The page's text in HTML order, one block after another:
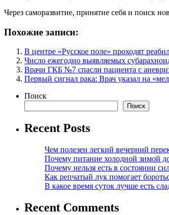
Через саморазвитие, принятие себя и поиск
Похожие записи:
В центре «Русское поле» проходят
Число ежегодно выявляемых
Врачи ГКБ №7 спасли пациента с
Первый сигнал рака: Врач указал на
Поиск
Поиск
Recent Posts
Чем полезен легкий вечерний
Почему питание холодной зимой
Почему нельзя есть в состоянии
Как репчатый лук помогает
В какое время суток лучше есть
Recent Comments